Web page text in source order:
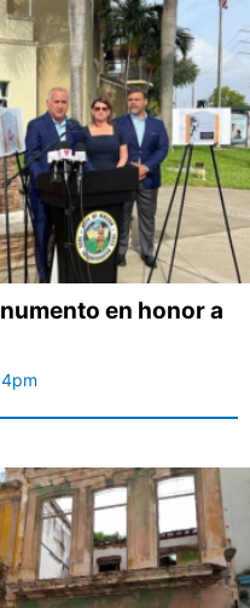
en honor a